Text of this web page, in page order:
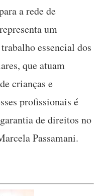
a rede de
um
essencial dos
que atuam
crianças e
profissionais é
de direitos no
Passamani.